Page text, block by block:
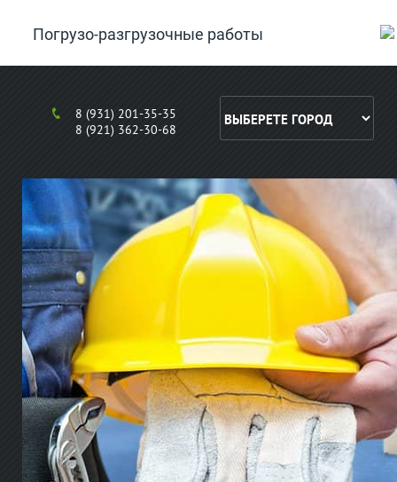
Погрузо-разгрузочные работы
8 (931) 201-35-35
8 (921) 362-30-68